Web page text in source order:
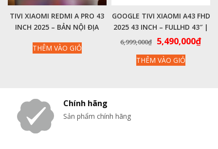
TIVI XIAOMI REDMI A PRO 43
INCH 2025 – BẢN NỘI ĐỊA
THÊM VÀO GIỎ
GOOGLE TIVI XIAOMI A43 FHD
2025 43 INCH – FULLHD 43″ |
60HZ | 1.5GB | 8GB – CHÍNH
6,999,000₫
Giá
là:
5,490,000₫Giá
THÊM VÀO GIỎ
Chính hãng
Sản phẩm chính hãng